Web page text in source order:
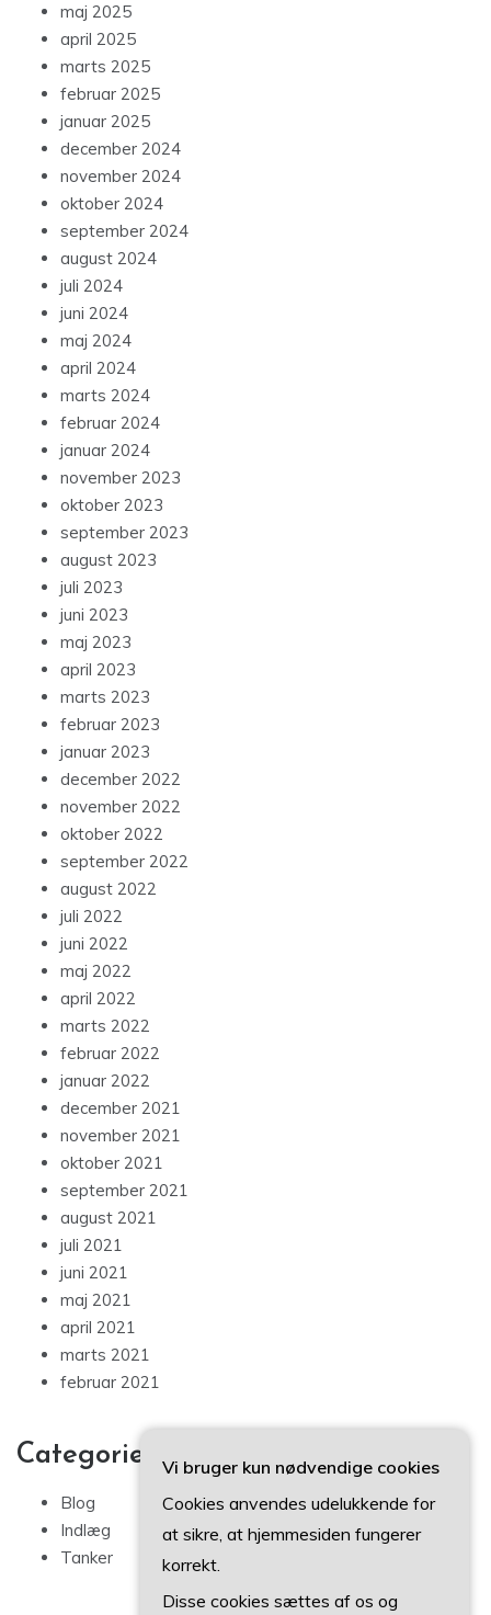
maj 2025
april 2025
marts 2025
februar 2025
januar 2025
december 2024
november 2024
oktober 2024
september 2024
august 2024
juli 2024
juni 2024
maj 2024
april 2024
marts 2024
februar 2024
januar 2024
november 2023
oktober 2023
september 2023
august 2023
juli 2023
juni 2023
maj 2023
april 2023
marts 2023
februar 2023
januar 2023
december 2022
november 2022
oktober 2022
september 2022
august 2022
juli 2022
juni 2022
maj 2022
april 2022
marts 2022
februar 2022
januar 2022
december 2021
november 2021
oktober 2021
september 2021
august 2021
juli 2021
juni 2021
maj 2021
april 2021
marts 2021
februar 2021
Categories
Blog
Indlæg
Tanker
Vi bruger kun nødvendige cookies
Cookies anvendes udelukkende for
at sikre, at hjemmesiden fungerer
korrekt.
Disse cookies sættes af os og